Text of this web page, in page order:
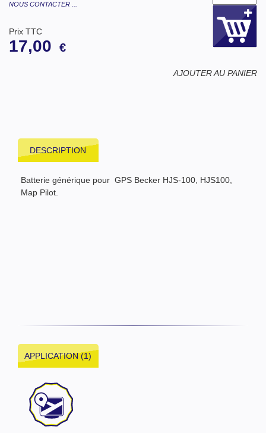
NOUS CONTACTER ...
Prix TTC
17,00 €
AJOUTER AU PANIER
DESCRIPTION
Batterie générique pour GPS Becker HJS-100, HJS100,
Map Pilot.
APPLICATION (1)